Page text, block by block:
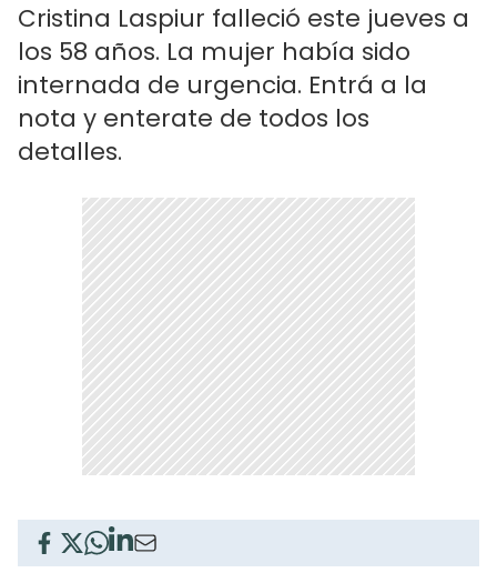
Cristina Laspiur falleció este jueves a
los 58 años. La mujer había sido
internada de urgencia. Entrá a la
nota y enterate de todos los
detalles.